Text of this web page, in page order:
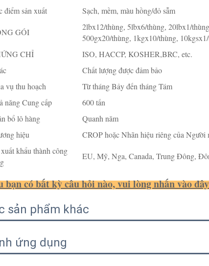
điểm sản xuất
Sạch, mềm, màu hồng/đỏ sẫm
GÓI
2lbx12/thùng, 5lbx6/thùng, 20lbx1/
500gx20/thùng, 1kgx10/thùng,
CHỈ
ISO, HACCP, KOSHER,BRC, etc.
Chất lượng được đảm bảo
vụ thu hoạch
Từ tháng Bảy đến tháng Tám
năng Cung cấp
600 tấn
bổ lô hàng
Quanh năm
hiệu
CROP hoặc Nhãn hiệu riêng của Người
khẩu thành công
EU, Mỹ, Nga, Canada, Trung Đông,
bạn có bất kỳ câu hỏi nào, vui lòng nhấn vào
sản phẩm khác
ứng dụng